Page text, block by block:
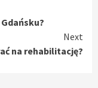
Next
na rehabilitację?